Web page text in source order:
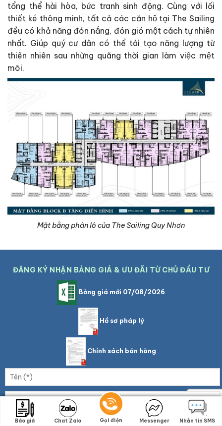
tổng thể hài hòa, bức tranh sinh động. Cùng với lối
thiết ké thông minh, tất cả các căn hộ tại The Sailing
đều có khả năng đón nắng, đón gió một cách tự nhiên
nhất. Giúp quý cư dân có thể tái tạo năng lượng từ
thiên nhiên sau những quãng thời gian làm việc mệt
mõi.
Mặt bằng phân lô của The Sailing Quy Nhơn
ĐĂNG KÝ NHẬN BẢNG GIÁ & ƯU ĐÃI TỪ CHỦ ĐẦU TƯ
Bảng giá mới 07/08/2026
Hồ sơ pháp lý
Chính sách bán hàng
Báo giá Chat Zalo Gọi điện Messenger Nhắn tin SMS
Báo giá Chat Zalo Gọi điện Messenger Nhắn tin SMS